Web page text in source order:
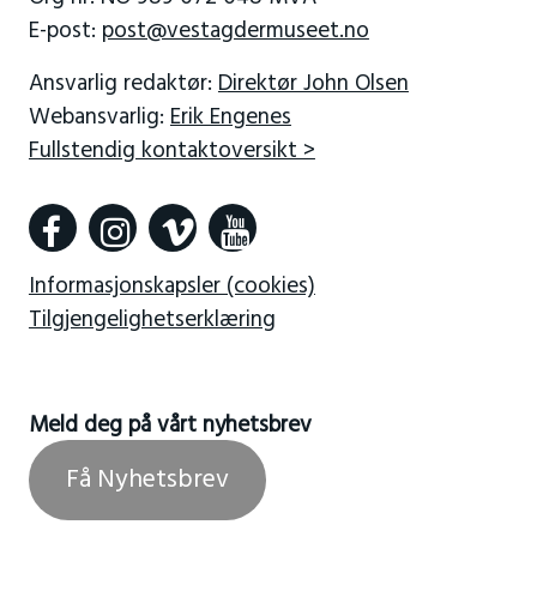
E-post: post@vestagdermuseet.no
Ansvarlig redaktør: Direktør John Olsen
Webansvarlig: Erik Engenes
Fullstendig kontaktoversikt >
Informasjonskapsler (cookies)
Tilgjengelighetserklæring
Meld deg på vårt nyhetsbrev
Få Nyhetsbrev